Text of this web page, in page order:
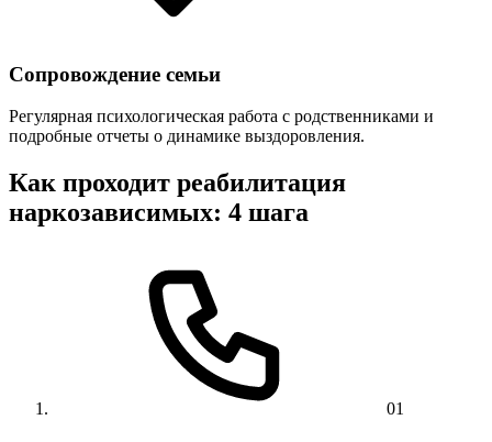
Сопровождение семьи
Регулярная психологическая работа с родственниками и
подробные отчеты о динамике выздоровления.
Как проходит реабилитация
наркозависимых: 4 шага
01